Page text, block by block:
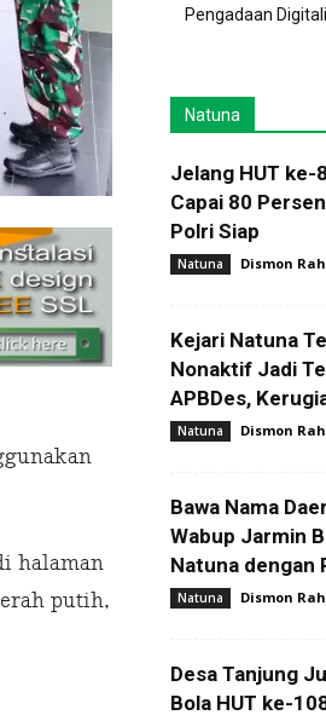
halaman
putih,
Pengadaan
Natuna
Jelang HUT ke-
Capai 80
Polri Siap
Natuna Dismon
Kejari Natuna
Nonaktif Jadi
APBDes,
Natuna Dismon
Bawa Nama
Wabup Jarmin
Natuna dengan
Natuna Dismon
Desa Tanjung
Bola HUT ke-